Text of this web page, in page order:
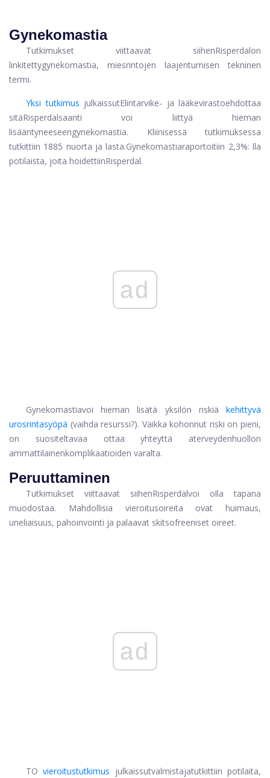
Gynekomastia
Tutkimukset viittaavat siihenRisperdalon
linkitettygynekomastia, miesrintojen laajentumisen tekninen
termi.
Yksi tutkimus julkaissutElintarvike- ja lääkevirastoehdottaa
sitäRisperdalsaanti voi liittyä hieman
lisääntyneeseengynekomastia. Kliinisessä tutkimuksessa
tutkittiin 1885 nuorta ja lasta.Gynekomastiaraportoitiin 2,3%: lla
potilaista, joita hoidettiinRisperdal.
ad
Gynekomastiavoi hieman lisätä yksilön riskiä
kehittyvä
urosrintasyöpä (vaihda resurssi?). Vaikka kohonnut riski on pieni,
on suositeltavaa ottaa yhteyttä aterveydenhuollon
ammattilainenkomplikaatioiden varalta.
Peruuttaminen
Tutkimukset viittaavat siihenRisperdalvoi olla tapana
muodostaa. Mahdollisia vieroitusoireita ovat huimaus,
uneliaisuus, pahoinvointi ja palaavat skitsofreeniset oireet.
ad
TO vieroitustutkimus julkaissutvalmistajatutkittiin potilaita,